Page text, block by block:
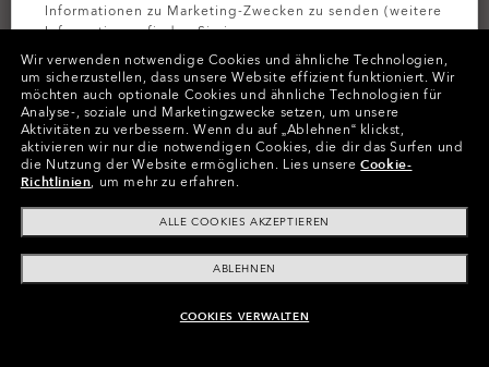
ZUM WARENKORB HINZUFÜGEN
Farben (3) GläserGrey Polarized,
GestellMatte Black
Größe:Eine Größe für alle
PassformNormale - Mit Hohem Steg
Größenanleitung ansehen
Jetzt Personalisieren
Wir verwenden notwendige Cookies und ähnliche Technologien,
um sicherzustellen, dass unsere Website effizient funktioniert. Wir
möchten auch optionale Cookies und ähnliche Technologien für
Analyse-, soziale und Marketingzwecke setzen, um unsere
Aktivitäten zu verbessern. Wenn du auf „Ablehnen“ klickst,
aktivieren wir nur die notwendigen Cookies, die dir das Surfen und
die Nutzung der Website ermöglichen. Lies unsereCookie-
Richtlinien, um mehr zu erfahren.
ALLE COOKIES AKZEPTIEREN
ABLEHNEN
COOKIES VERWALTEN
Informationen zu Marketing-Zwecken zu senden (weitere
Informationen finden Sie in unserer
Datenschutzbestimmungen ).
MELDEN SIE